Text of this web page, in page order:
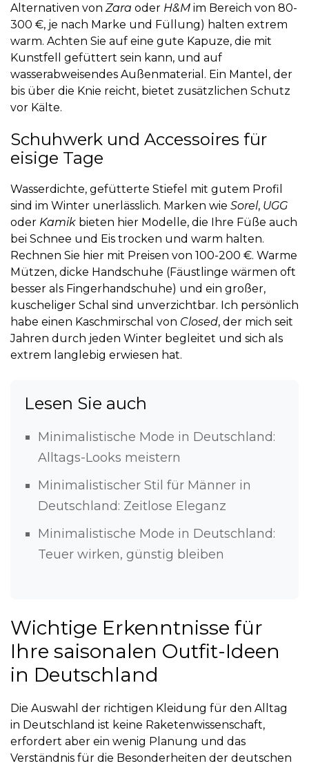
Alternativen von Zara oder H&M im Bereich von 80-
300 €, je nach Marke und Füllung) halten extrem
warm. Achten Sie auf eine gute Kapuze, die mit
Kunstfell gefüttert sein kann, und auf
wasserabweisendes Außenmaterial. Ein Mantel, der
bis über die Knie reicht, bietet zusätzlichen Schutz
vor Kälte.
Schuhwerk und Accessoires für
eisige Tage
Wasserdichte, gefütterte Stiefel mit gutem Profil
sind im Winter unerlässlich. Marken wie Sorel, UGG
oder Kamik bieten hier Modelle, die Ihre Füße auch
bei Schnee und Eis trocken und warm halten.
Rechnen Sie hier mit Preisen von 100-200 €. Warme
Mützen, dicke Handschuhe (Fäustlinge wärmen oft
besser als Fingerhandschuhe) und ein großer,
kuscheliger Schal sind unverzichtbar. Ich persönlich
habe einen Kaschmirschal von Closed, der mich seit
Jahren durch jeden Winter begleitet und sich als
extrem langlebig erwiesen hat.
Lesen Sie auch
Minimalistische Mode in Deutschland:
Alltags-Looks meistern
Minimalistischer Stil für Männer in
Deutschland: Zeitlose Eleganz
Minimalistische Mode in Deutschland:
Teuer wirken, günstig bleiben
Wichtige Erkenntnisse für
Ihre saisonalen Outfit-Ideen
in Deutschland
Die Auswahl der richtigen Kleidung für den Alltag
in Deutschland ist keine Raketenwissenschaft,
erfordert aber ein wenig Planung und das
Verständnis für die Besonderheiten der deutschen